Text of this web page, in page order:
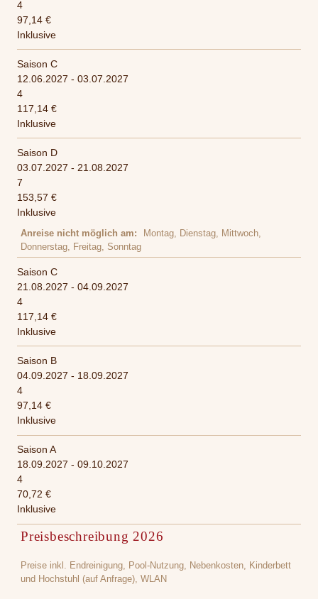
4
97,14 €
Inklusive
Saison C
12.06.2027 - 03.07.2027
4
117,14 €
Inklusive
Saison D
03.07.2027 - 21.08.2027
7
153,57 €
Inklusive
Anreise nicht möglich am
Montag, Dienstag, Mittwoch,
Donnerstag, Freitag, Sonntag
Saison C
21.08.2027 - 04.09.2027
4
117,14 €
Inklusive
Saison B
04.09.2027 - 18.09.2027
4
97,14 €
Inklusive
Saison A
18.09.2027 - 09.10.2027
4
70,72 €
Inklusive
Preisbeschreibung 2026
Preise inkl. Endreinigung, Pool-Nutzung, Nebenkosten, Kinderbett
und Hochstuhl (auf Anfrage), WLAN